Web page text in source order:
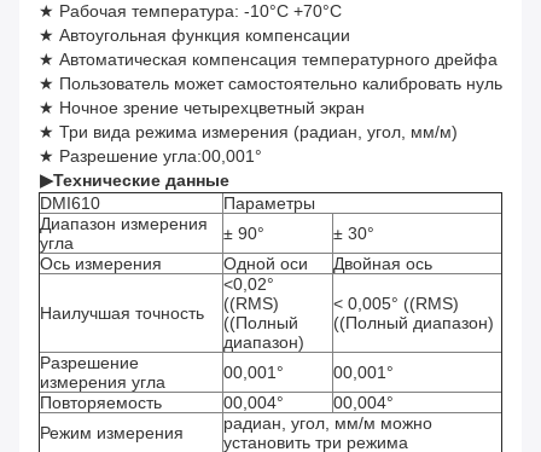
★ Рабочая температура: -10°С +70°С
★ Автоугольная функция компенсации
★ Автоматическая компенсация температурного дрейфа
★ Пользователь может самостоятельно калибровать нуль
★ Ночное зрение четырехцветный экран
★ Три вида режима измерения (радиан, угол, мм/м)
★ Разрешение угла:00,001°
▶Технические данные
DMI610
Параметры
Диапазон измерения
угла
± 90°
± 30°
Ось измерения
Одной оси Двойная ось
Наилучшая точность
<0,02°
((RMS)
((Полный
диапазон)
< 0,005° ((RMS)
((Полный диапазон)
Разрешение
измерения угла
00,001°
00,001°
Повторяемость
00,004°
00,004°
Режим измерения
радиан, угол, мм/м можно
установить три режима